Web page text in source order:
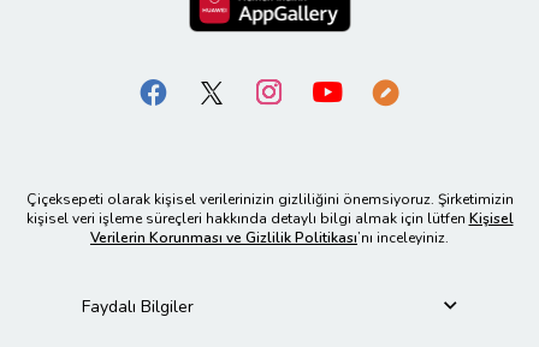
Çiçeksepeti olarak kişisel verilerinizin gizliliğini önemsiyoruz. Şirketimizin
kişisel veri işleme süreçleri hakkında detaylı bilgi almak için lütfen Kişisel
Verilerin Korunması ve Gizlilik Politikası’nı inceleyiniz.
Faydalı Bilgiler